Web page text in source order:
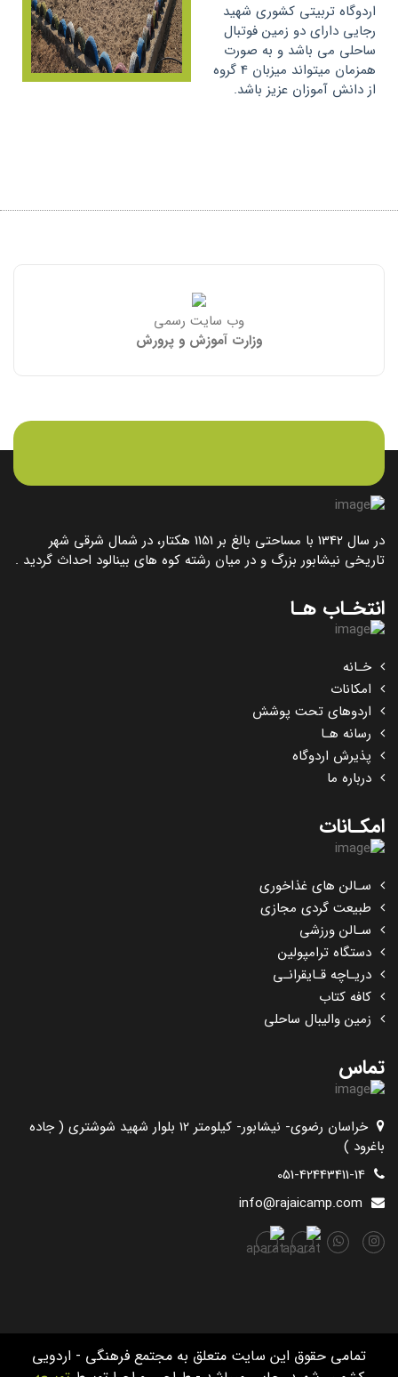
اردوگاه تربیتی کشوری شهید
رجایی دارای دو زمین فوتبال
ساحلی می باشد و به صورت
همزمان میتواند میزبان 4 گروه
از دانش آموزان عزیز باشد.
وب سایت رسمی
وزارت آموزش و پرورش
در سال 1342 با مساحتی بالغ بر 1151 هکتار، در شمال شرقی شهر
تاریخی نیشابور بزرگ و در میان رشته کوه های بینالود احداث گردید .
انتخـاب هـا
خـانه
امکانات
اردوهای تحت پوشش
رسانه هـا
پذیرش اردوگاه
درباره ما
امکـانات
سـالن های غذاخوری
طبیعت گردی مجازی
سـالن ورزشی
دستگاه ترامپولین
دریـاچه قـایقرانـی
کافه کتاب
زمین والیبال ساحلی
تماس
خراسان رضوی- نیشابور- کیلومتر 12 بلوار شهید شوشتری ( جاده
باغرود )
051-42443411-14
تمامی حقوق این سایت متعلق به مجتمع فرهنگی - اردویی